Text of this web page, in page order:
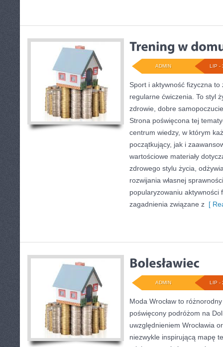
LIP -
ADMIN
Sport i aktywność fizyczna
regularne ćwiczenia. To styl
zdrowie, dobre
Strona poświęcona tej
centrum wiedzy, w którym
początkujący, jak i
wartościowe materiały
zdrowego stylu życia,
rozwijania własnej
popularyzowaniu aktywności
zagadnienia związane z [
LIP -
ADMIN
Moda Wrocław to
poświęcony podróżom na
uwzględnieniem Wrocławia
niezwykle inspirującą mapę